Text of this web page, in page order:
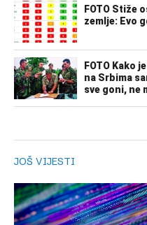
JOŠ VIJESTI